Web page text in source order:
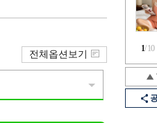
1/10
전체옵션보기